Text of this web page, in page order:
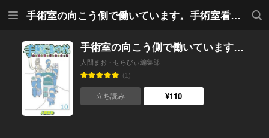
手術室の向こう側で働いています。手術室看護師の非日常ライフ 【せらびぃ連載版】
検索
手術室の向こう側で働いています。手術室看護師の非日常ライフ 【せらびぃ連載版】１０
人間まお・せらびぃ編集部
(1)
立ち読み ¥110